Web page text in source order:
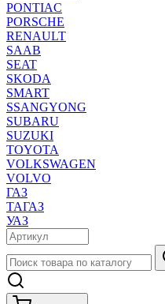
PONTIAC
PORSCHE
RENAULT
SAAB
SEAT
SKODA
SMART
SSANGYONG
SUBARU
SUZUKI
TOYOTA
VOLKSWAGEN
VOLVO
ГАЗ
ТАГАЗ
УАЗ